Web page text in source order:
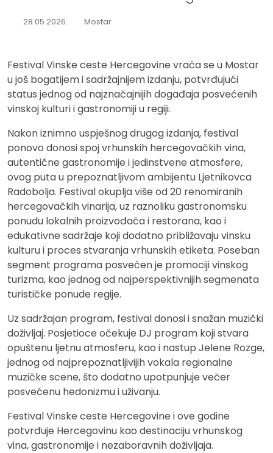
28.05.2026. Mostar
Festival Vinske ceste Hercegovine vraća se u Mostar
u još bogatijem i sadržajnijem izdanju, potvrđujući
status jednog od najznačajnijih događaja posvećenih
vinskoj kulturi i gastronomiji u regiji.
Nakon iznimno uspješnog drugog izdanja, festival
ponovo donosi spoj vrhunskih hercegovačkih vina,
autentične gastronomije i jedinstvene atmosfere,
ovog puta u prepoznatljivom ambijentu Ljetnikovca
Radobolja. Festival okuplja više od 20 renomiranih
hercegovačkih vinarija, uz raznoliku gastronomsku
ponudu lokalnih proizvođača i restorana, kao i
edukativne sadržaje koji dodatno približavaju vinsku
kulturu i proces stvaranja vrhunskih etiketa. Poseban
segment programa posvećen je promociji vinskog
turizma, kao jednog od najperspektivnijih segmenata
turističke ponude regije.
Uz sadržajan program, festival donosi i snažan muzički
doživljaj. Posjetioce očekuje DJ program koji stvara
opuštenu ljetnu atmosferu, kao i nastup Jelene Rozge,
jednog od najprepoznatljivijih vokala regionalne
muzičke scene, što dodatno upotpunjuje večer
posvećenu hedonizmu i uživanju.
Festival Vinske ceste Hercegovine i ove godine
potvrđuje Hercegovinu kao destinaciju vrhunskog
vina, gastronomije i nezaboravnih doživljaja.